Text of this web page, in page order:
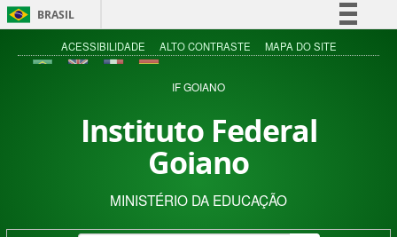
BRASIL
Simplifique!
Acesso à informação
ACESSIBILIDADE ALTO CONTRASTE MAPA DO SITE
IF GOIANO
Instituto Federal
Goiano
MINISTÉRIO DA EDUCAÇÃO